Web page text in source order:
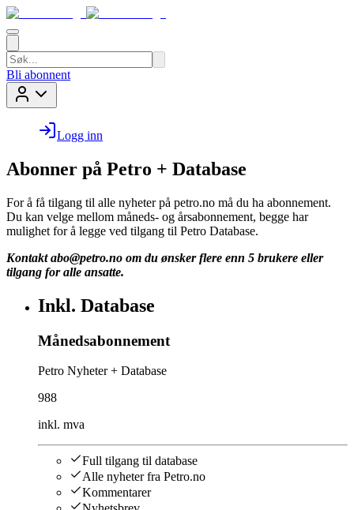
Bli abonnent
Logg inn
Abonner på Petro + Database
For å få tilgang til alle nyheter på petro.no må du ha abonnement.
Du kan velge mellom måneds- og årsabonnement, begge har
mulighet for å legge ved tilgang til Petro Database.
Kontakt abo@petro.no om du ønsker flere enn 5 brukere eller
tilgang for alle ansatte.
Inkl. Database
Månedsabonnement
Petro Nyheter + Database
988
inkl. mva
Full tilgang til database
Alle nyheter fra Petro.no
Kommentarer